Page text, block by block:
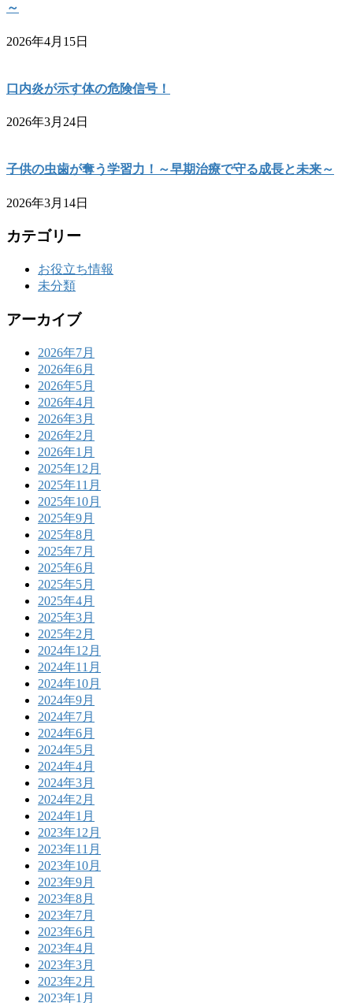
～
2026年4月15日
口内炎が示す体の危険信号！
2026年3月24日
子供の虫歯が奪う学習力！～早期治療で守る成長と未来～
2026年3月14日
カテゴリー
お役立ち情報
未分類
アーカイブ
2026年7月
2026年6月
2026年5月
2026年4月
2026年3月
2026年2月
2026年1月
2025年12月
2025年11月
2025年10月
2025年9月
2025年8月
2025年7月
2025年6月
2025年5月
2025年4月
2025年3月
2025年2月
2024年12月
2024年11月
2024年10月
2024年9月
2024年7月
2024年6月
2024年5月
2024年4月
2024年3月
2024年2月
2024年1月
2023年12月
2023年11月
2023年10月
2023年9月
2023年8月
2023年7月
2023年6月
2023年4月
2023年3月
2023年2月
2023年1月